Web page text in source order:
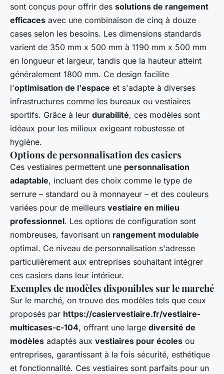
sont conçus pour offrir des solutions de rangement
efficaces avec une combinaison de cinq à douze
cases selon les besoins. Les dimensions standards
varient de 350 mm x 500 mm à 1190 mm x 500 mm
en longueur et largeur, tandis que la hauteur atteint
généralement 1800 mm. Ce design facilite
l'optimisation de l'espace et s'adapte à diverses
infrastructures comme les bureaux ou vestiaires
sportifs. Grâce à leur durabilité, ces modèles sont
idéaux pour les milieux exigeant robustesse et
hygiène.
Options de personnalisation des casiers
Ces vestiaires permettent une personnalisation
adaptable, incluant des choix comme le type de
serrure – standard ou à monnayeur – et des couleurs
variées pour de meilleurs vestiaire en milieu
professionnel. Les options de configuration sont
nombreuses, favorisant un rangement modulable
optimal. Ce niveau de personnalisation s'adresse
particulièrement aux entreprises souhaitant intégrer
ces casiers dans leur intérieur.
Exemples de modèles disponibles sur le marché
Sur le marché, on trouve des modèles tels que ceux
proposés par https://casiervestiaire.fr/vestiaire-
multicases-c-104, offrant une large diversité de
modèles adaptés aux vestiaires pour écoles ou
entreprises, garantissant à la fois sécurité, esthétique
et fonctionnalité. Ces vestiaires sont parfaits pour un